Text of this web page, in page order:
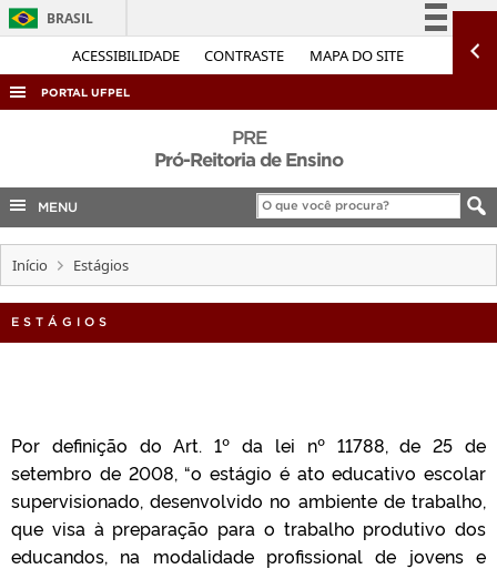
ACESSIBILIDADE CONTRASTE MAPA DO SITE
BRASIL
Simplifique!
Acesso à informação
Legislação
Canais
PORTAL UFPEL
COBALTO
CONCURSOS
INTERNACIONAL
PRE
Pró-Reitoria de Ensino
MENU
Início Estágios
ESTÁGIOS
Por definição do Art. 1º da lei nº 11788, de 25 de
setembro de 2008, “o estágio é ato educativo escolar
supervisionado, desenvolvido no ambiente de trabalho,
que visa à preparação para o trabalho produtivo dos
educandos, na modalidade profissional de jovens e